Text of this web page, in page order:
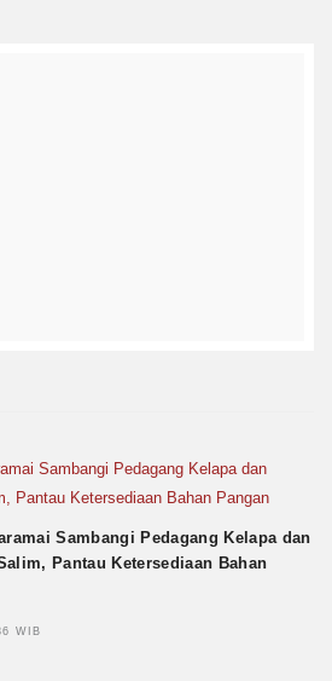
Sambangi Pedagang Kelapa dan
Pantau Ketersediaan Bahan
WIB